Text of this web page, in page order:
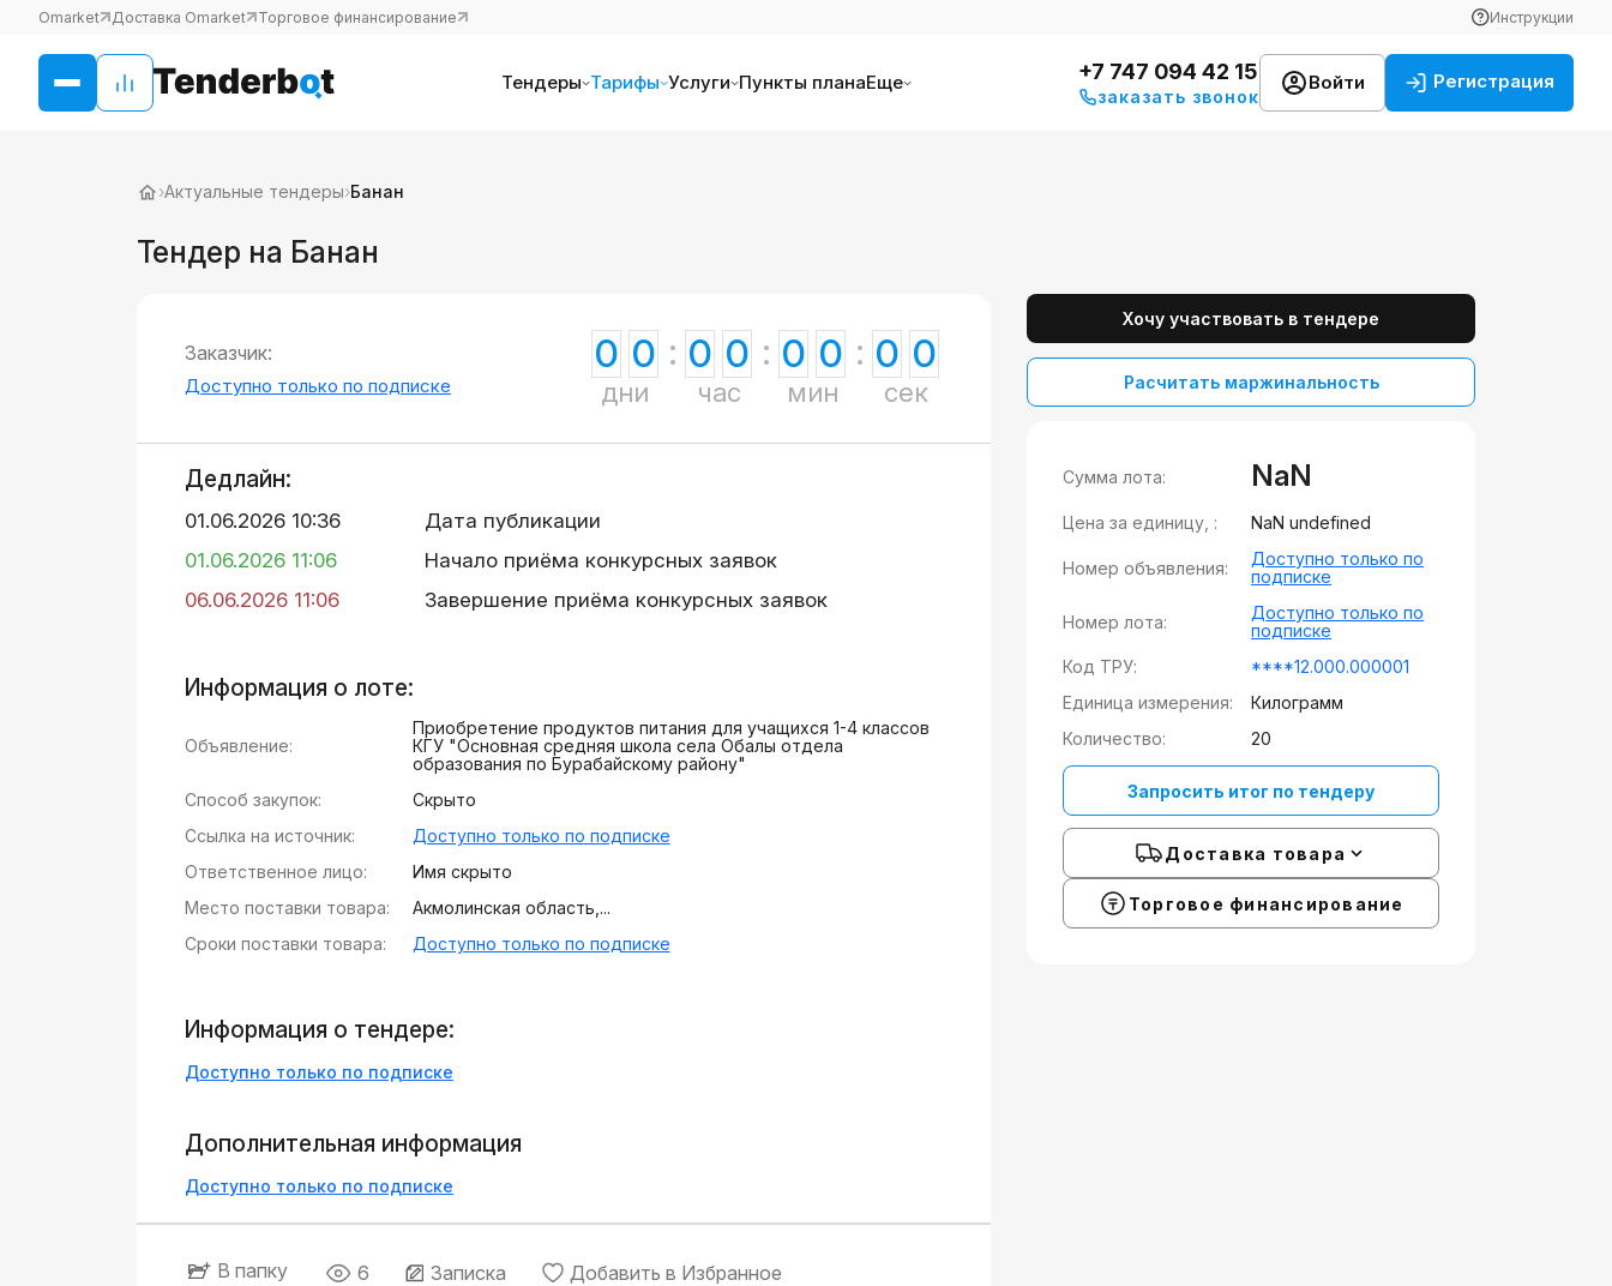
Omarket Доставка Omarket Торговое финансирование Инструкции
Тендеры Тарифы Услуги Пункты планаЕще +7 747 094 42 15
заказать звонок
Войти Регистрация
›Актуальные тендеры›Банан
Тендер на Банан
Заказчик:
Доступно только по подписке
0 0
дни
0 0
час
0 0
мин
0 0
сек
Дедлайн:
01.06.2026 10:36
Дата публикации
01.06.2026 11:06
Начало приёма конкурсных заявок
06.06.2026 11:06
Завершение приёма конкурсных заявок
Информация о лоте:
Объявление:
Приобретение продуктов питания для учащихся 1-4 классов
КГУ "Основная средняя школа села Обалы отдела
образования по Бурабайскому району"
Способ закупок:
Скрыто
Ссылка на источник:
Доступно только по подписке
Ответственное лицо:
Имя скрыто
Место поставки товара:
Акмолинская область,...
Сроки поставки товара:
Доступно только по подписке
Информация о тендере:
Доступно только по подписке
Дополнительная информация
Доступно только по подписке
В папку 6 Записка Добавить в Избранное
Хочу участвовать в тендере
Расчитать маржинальность
Сумма лота: NaN
Цена за единицу, : NaN undefined
Номер объявления:
Доступно только по
подписке
Номер лота:
Доступно только по
подписке
Код ТРУ:
****12.000.000001
Единица измерения:
Килограмм
Количество:
20
Запросить итог по тендеру
Доставка товара
Торговое финансирование